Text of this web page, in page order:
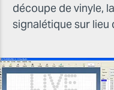
découpe de vinyle,
signalétique sur lieu